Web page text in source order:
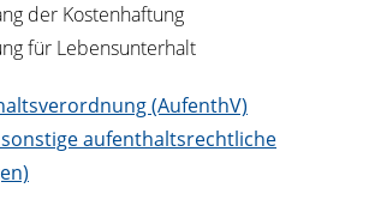
der Kostenhaftung
für Lebensunterhalt
(AufenthV)
aufenthaltsrechtliche